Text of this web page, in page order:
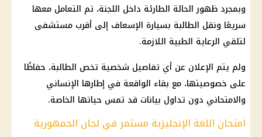
وبمجرد ظهور الحالة الطارئة داخل اللجنة، تم التعامل معها
سريعًا ونقل الطالبة بسيارة الإسعاف إلى أقرب مستشفى
لتلقي الرعاية الطبية اللازمة.
ولم يتم الإعلان عن أي تفاصيل شخصية تخص الطالبة، حفاظًا
على خصوصيتها، مع بقاء الواقعة في إطارها الإنساني
والامتحاني دون تداول بيانات قد تمس حياتها الخاصة.
امتحان اللغة الإنجليزية مستمر في لجان الجمهورية